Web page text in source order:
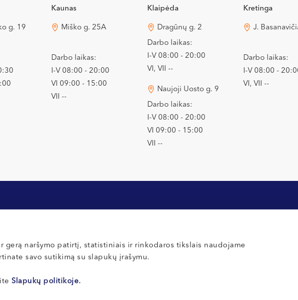
gerą naršymo patirtį, statistiniais ir rinkodaros tikslais naudojame
savo sutikimą su slapukų įrašymu.
Slapukų politikoje.
g. 19
Kaunas
Miško g. 25A
Darbo laikas:
I-V 08:00 - 20:00
VI 09:00 - 15:00
VII --
Klaipėda
Dragūnų g. 2
Darbo laikas:
I-V 08:00 - 20:00
VI, VII --
Naujoji Uosto g. 9
Darbo laikas:
I-V 08:00 - 20:00
VI 09:00 - 15:00
VII --
Kretinga
J.
Darbo laikas:
I-V 08:00 -
VI, VII --
Apmokėjimas ir draudimas
Inbank lizingas
medlizingas
Privatumo politika